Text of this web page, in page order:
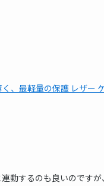
、最軽量の保護 レザー
動するのも良いのですが